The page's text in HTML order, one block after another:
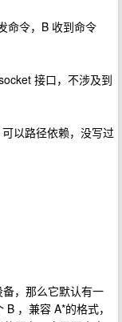
命令，B 收到命令
接口，不涉及到
以路径依赖，没写过
，那么它默认有一
，兼容 A*的格式，